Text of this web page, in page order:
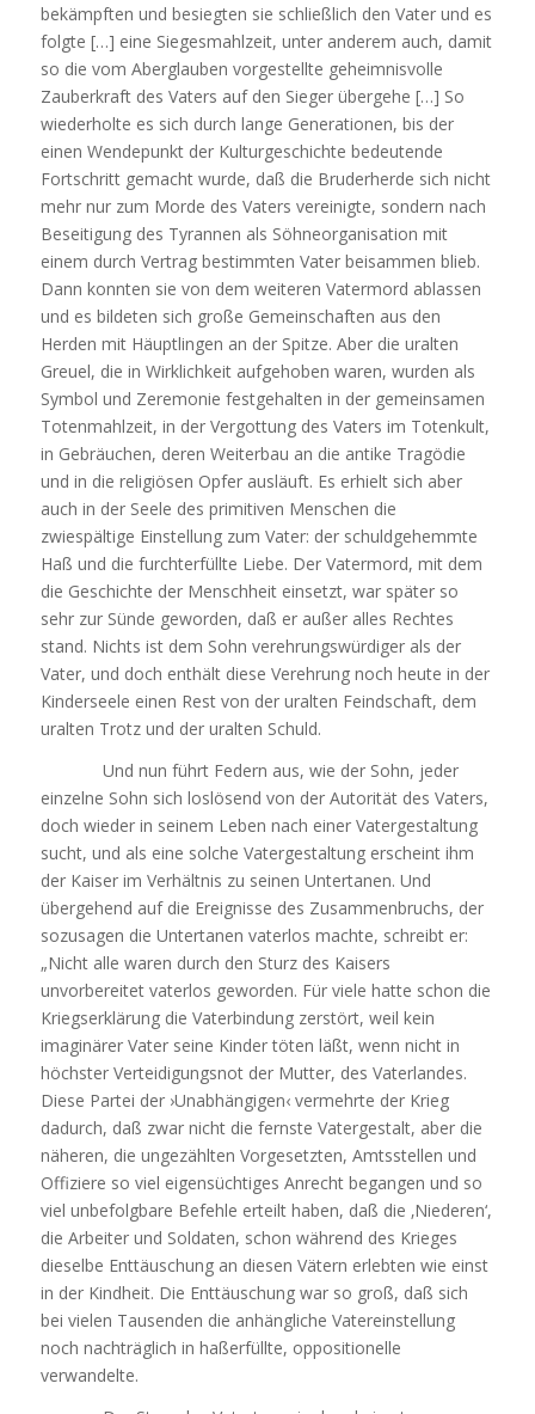
bekämpften und besiegten sie schließlich den Vater und es
folgte […] eine Siegesmahlzeit, unter anderem auch, damit
so die vom Aberglauben vorgestellte geheimnisvolle
Zauberkraft des Vaters auf den Sieger übergehe […] So
wiederholte es sich durch lange Generationen, bis der
einen Wendepunkt der Kulturgeschichte bedeutende
Fortschritt gemacht wurde, daß die Bruderherde sich nicht
mehr nur zum Morde des Vaters vereinigte, sondern nach
Beseitigung des Tyrannen als Söhneorganisation mit
einem durch Vertrag bestimmten Vater beisammen blieb.
Dann konnten sie von dem weiteren Vatermord ablassen
und es bildeten sich große Gemeinschaften aus den
Herden mit Häuptlingen an der Spitze. Aber die uralten
Greuel, die in Wirklichkeit aufgehoben waren, wurden als
Symbol und Zeremonie festgehalten in der gemeinsamen
Totenmahlzeit, in der Vergottung des Vaters im Totenkult,
in Gebräuchen, deren Weiterbau an die antike Tragödie
und in die religiösen Opfer ausläuft. Es erhielt sich aber
auch in der Seele des primitiven Menschen die
zwiespältige Einstellung zum Vater: der schuldgehemmte
Haß und die furchterfüllte Liebe. Der Vatermord, mit dem
die Geschichte der Menschheit einsetzt, war später so
sehr zur Sünde geworden, daß er außer alles Rechtes
stand. Nichts ist dem Sohn verehrungswürdiger als der
Vater, und doch enthält diese Verehrung noch heute in der
Kinderseele einen Rest von der uralten Feindschaft, dem
uralten Trotz und der uralten Schuld.
Und nun führt Federn aus, wie der Sohn, jeder
einzelne Sohn sich loslösend von der Autorität des Vaters,
doch wieder in seinem Leben nach einer Vatergestaltung
sucht, und als eine solche Vatergestaltung erscheint ihm
der Kaiser im Verhältnis zu seinen Untertanen. Und
übergehend auf die Ereignisse des Zusammenbruchs, der
sozusagen die Untertanen vaterlos machte, schreibt er:
„Nicht alle waren durch den Sturz des Kaisers
unvorbereitet vaterlos geworden. Für viele hatte schon die
Kriegserklärung die Vaterbindung zerstört, weil kein
imaginärer Vater seine Kinder töten läßt, wenn nicht in
höchster Verteidigungsnot der Mutter, des Vaterlandes.
Diese Partei der ›Unabhängigen‹ vermehrte der Krieg
dadurch, daß zwar nicht die fernste Vatergestalt, aber die
näheren, die ungezählten Vorgesetzten, Amtsstellen und
Offiziere so viel eigensüchtiges Anrecht begangen und so
viel unbefolgbare Befehle erteilt haben, daß die ‚Niederen‘,
die Arbeiter und Soldaten, schon während des Krieges
dieselbe Enttäuschung an diesen Vätern erlebten wie einst
in der Kindheit. Die Enttäuschung war so groß, daß sich
bei vielen Tausenden die anhängliche Vatereinstellung
noch nachträglich in haßerfüllte, oppositionelle
verwandelte.